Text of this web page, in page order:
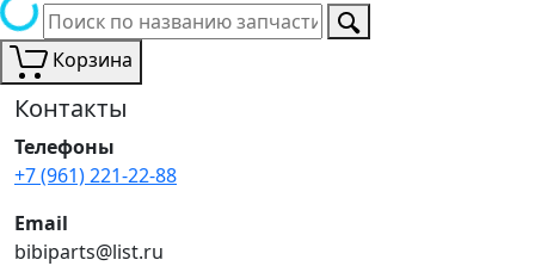
Корзина
Контакты
Телефоны
+7 (961) 221-22-88
Email
bibiparts@list.ru